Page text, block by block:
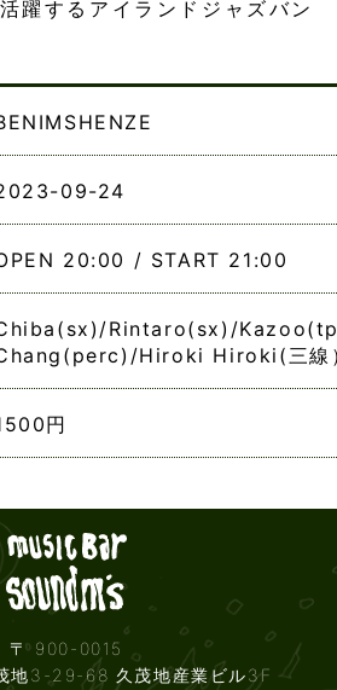
躍するアイランドジャズバン
09-24
20:00 / START 21:00
Rintaro(sx)/
Hiroki Hiroki(三線
円
〒 900-0015
地3-29-68 久茂地産業ビル3F